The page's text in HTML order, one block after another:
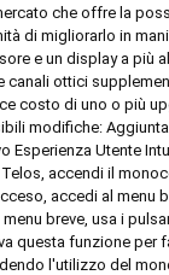
che offre la
di migliorarlo in
e un display a più
ottici
costo di uno o più
modifiche:
Utente
accendi il
accedi al menu
breve, usa i
questa funzione
l'utilizzo del